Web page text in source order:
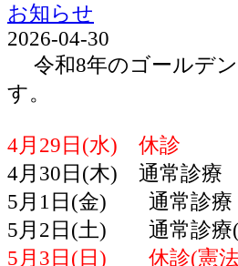
お知らせ
2026-04-30
令和8年のゴールデ
す。
4月29日(水) 休診
4月30日(木) 通常診療
5月1日(金) 通常診療
5月2日(土) 通常診療(
5月3日(日) 休診(憲法